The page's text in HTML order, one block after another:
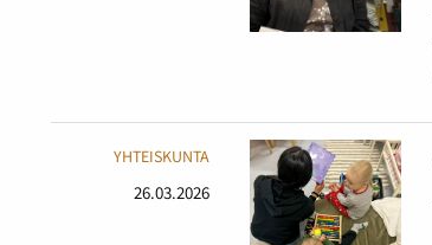
YHTEISKUNTA
26.03.2026